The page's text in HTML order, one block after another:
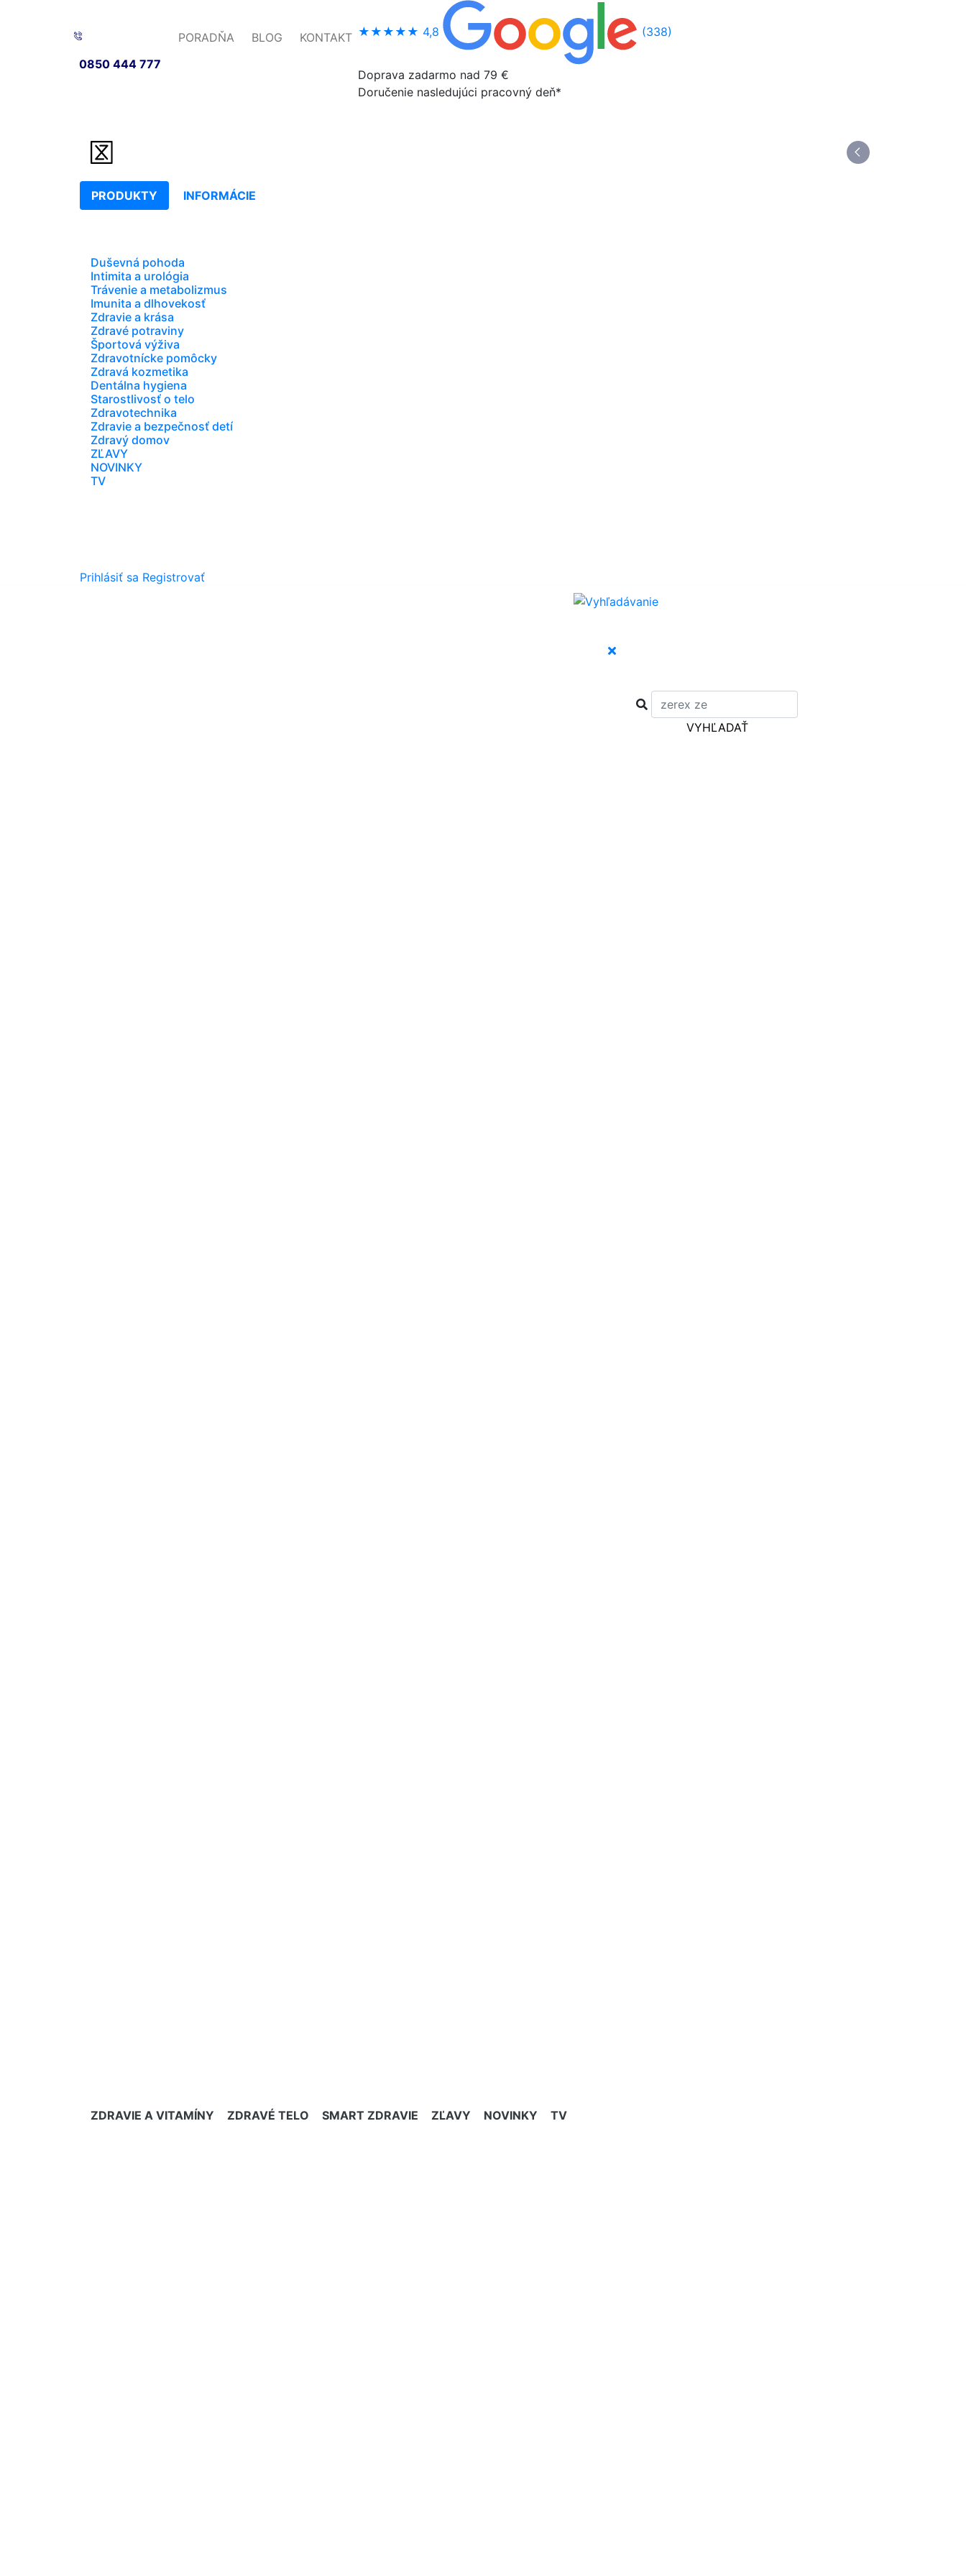
0850 444 777
PORADŇA BLOG KONTAKT ★★★★★ 4,8 (338)
Doprava zadarmo nad 79 €
Doručenie nasledujúci pracovný deň*
PRODUKTY INFORMÁCIE
Duševná pohoda
Intimita a urológia
Trávenie a metabolizmus
Imunita a dlhovekosť
Zdravie a krása
Zdravé potraviny
Športová výživa
Zdravotnícke pomôcky
Zdravá kozmetika
Dentálna hygiena
Starostlivosť o telo
Zdravotechnika
Zdravie a bezpečnosť detí
Zdravý domov
ZĽAVY
NOVINKY
TV
Prihlásiť sa Registrovať
ZDRAVIE A VITAMÍNY ZDRAVÉ TELO SMART ZDRAVIE ZĽAVY NOVINKY TV
VYHĽADAŤ